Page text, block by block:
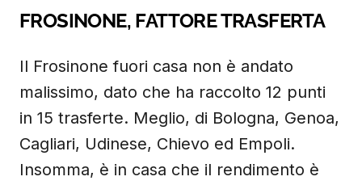
FROSINONE, FATTORE TRASFERTA
Il Frosinone fuori casa non è andato
malissimo, dato che ha raccolto 12 punti
in 15 trasferte. Meglio, di Bologna, Genoa,
Cagliari, Udinese, Chievo ed Empoli.
Insomma, è in casa che il rendimento è